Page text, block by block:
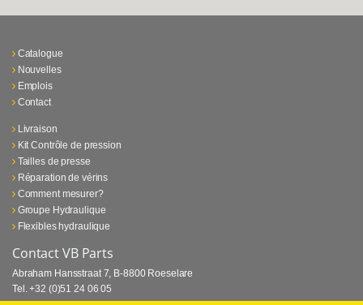
Catalogue
Nouvelles
Emplois
Contact
Livraison
Kit Contrôle de pression
Tailles de presse
Réparation de vérins
Comment mesurer?
Groupe Hydraulique
Flexibles hydraulique
Contact VB Parts
Abraham Hansstraat 7, B-8800 Roeselare
Tel. +32 (0)51 24 06 05